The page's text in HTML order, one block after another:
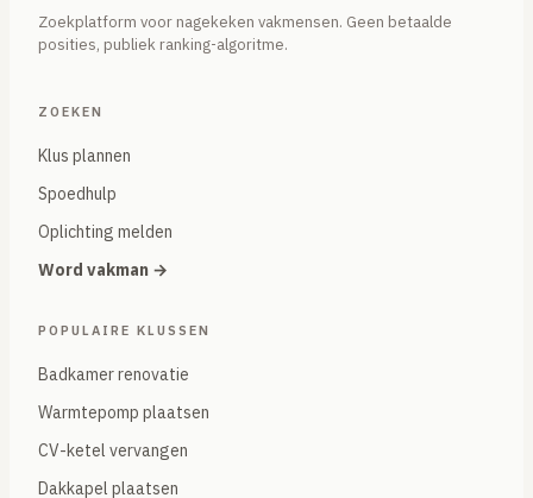
Zoekplatform voor nagekeken vakmensen. Geen betaalde
posities, publiek ranking-algoritme.
ZOEKEN
Klus plannen
Spoedhulp
Oplichting melden
Word vakman →
POPULAIRE KLUSSEN
Badkamer renovatie
Warmtepomp plaatsen
CV-ketel vervangen
Dakkapel plaatsen